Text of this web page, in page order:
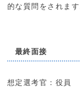
的な質問をされます
最終面接
想定選考官：役員